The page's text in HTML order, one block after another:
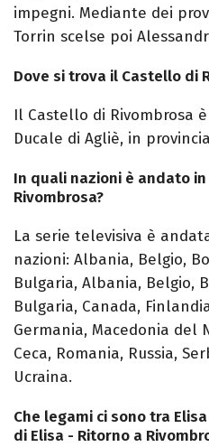
impegni. Mediante dei
Torrin scelse poi
Dove si trova il Castello di
Il Castello di Rivombrosa
Ducale di Agliè, in
In quali nazioni è andato
Rivombrosa?
La serie televisiva è
nazioni: Albania, Belgio,
Bulgaria, Albania, Belgio,
Bulgaria, Canada,
Germania, Macedonia del
Ceca, Romania, Russia,
Ucraina.
Che legami ci sono tra
di Elisa - Ritorno a